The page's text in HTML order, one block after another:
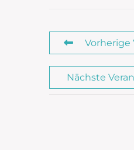
Vorherige
Nächste